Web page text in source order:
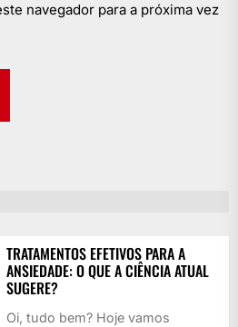
navegador para a próxima vez
TRATAMENTOS EFETIVOS PARA A
ANSIEDADE: O QUE A CIÊNCIA ATUAL
SUGERE?
Oi, tudo bem? Hoje vamos